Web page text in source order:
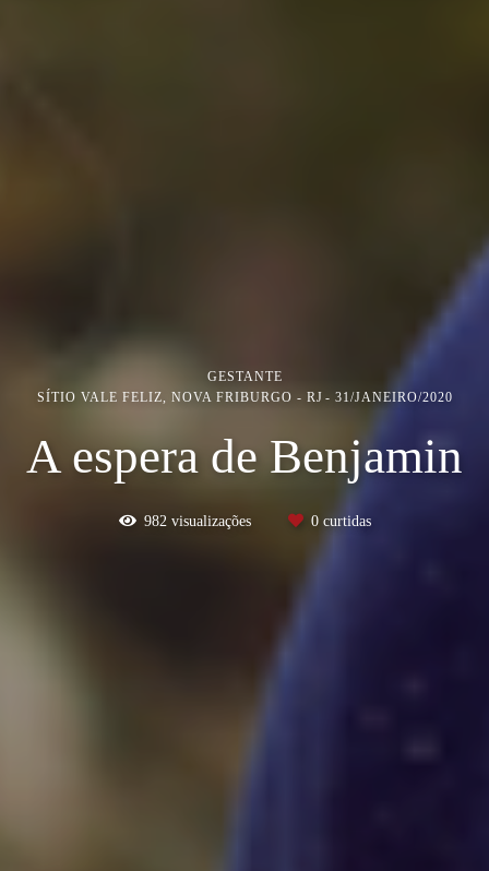
GESTANTE
SÍTIO VALE FELIZ, NOVA FRIBURGO - RJ
31/JANEIRO/2020
A espera de Benjamin
982 visualizações 0curtidas